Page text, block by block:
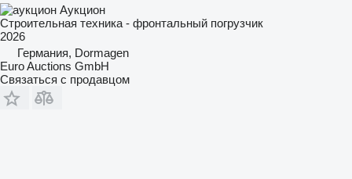
Аукцион
Строительная техника - фронтальный погрузчик
2026
Германия, Dormagen
Euro Auctions GmbH
Связаться с продавцом